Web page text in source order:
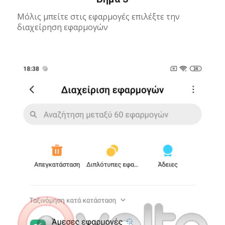
Μόλις μπείτε στις εφαρμογές επιλέξτε την
διαχείρηση εφαρμογών